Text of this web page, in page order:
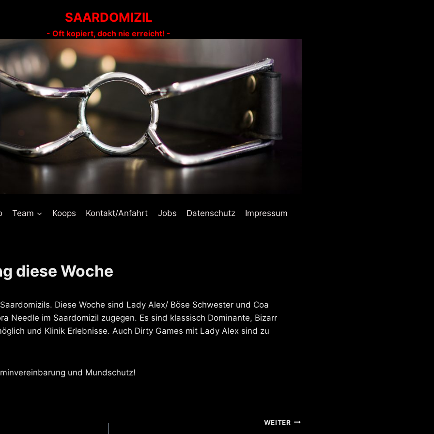
SAARDOMIZIL
- Oft kopiert, doch nie erreicht! -
Team Koops Kontakt/Anfahrt Jobs Datenschutz Impressum
diese Woche
Diese Woche sind Lady Alex/ Böse Schwester und Coa
Needle im Saardomizil zugegen. Es sind klassisch Dominante, Bizarr
und Klinik Erlebnisse. Auch Dirty Games mit Lady Alex sind zu
und Mundschutz!
WEITER